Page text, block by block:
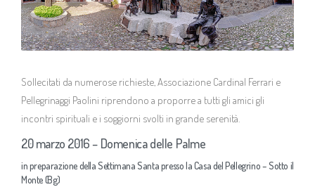
Spazi di Villa Clerici
Biografia
Approfondimenti
La rivista trimestrale
Sollecitati da numerose richieste, Associazione Cardinal Ferrari e
Pellegrinaggi Paolini riprendono a proporre a tutti gli amici gli
incontri spirituali e i soggiorni svolti in grande serenità.
20 marzo 2016 – Domenica delle Palme
in preparazione della Settimana Santa presso la Casa del Pellegrino – Sotto il
Monte (Bg)